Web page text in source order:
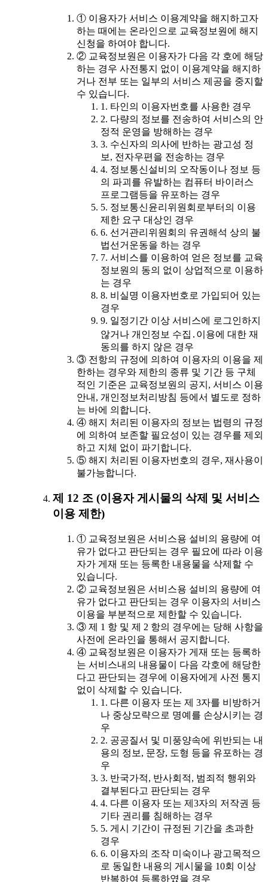
① 이용자가 서비스 이용계약을 해지하고자
하는 때에는 온라인으로 교육정보원에 해지
신청을 하여야 합니다.
② 교육정보원은 이용자가 다음 각 호에 해당
하는 경우 사전통지 없이 이용계약을 해지하
거나 전부 또는 일부의 서비스 제공을 중지할
수 있습니다.
1. 타인의 이용자번호를 사용한 경우
2. 다량의 정보를 전송하여 서비스의 안
정적 운영을 방해하는 경우
3. 수신자의 의사에 반하는 광고성 정
보, 전자우편을 전송하는 경우
4. 정보통신설비의 오작동이나 정보 등
의 파괴를 유발하는 컴퓨터 바이러스
프로그램등을 유포하는 경우
5. 정보통신윤리위원회로부터의 이용
제한 요구 대상인 경우
6. 선거관리위원회의 유권해석 상의 불
법선거운동을 하는 경우
7. 서비스를 이용하여 얻은 정보를 교육
정보원의 동의 없이 상업적으로 이용하
는 경우
8. 비실명 이용자번호로 가입되어 있는
경우
9. 일정기간 이상 서비스에 로그인하지
않거나 개인정보 수집․이용에 대한 재
동의를 하지 않은 경우
③ 전항의 규정에 의하여 이용자의 이용을 제
한하는 경우와 제한의 종류 및 기간 등 구체
적인 기준은 교육정보원의 공지, 서비스 이용
안내, 개인정보처리방침 등에서 별도로 정하
는 바에 의합니다.
④ 해지 처리된 이용자의 정보는 법령의 규정
에 의하여 보존할 필요성이 있는 경우를 제외
하고 지체 없이 파기합니다.
⑤ 해지 처리된 이용자번호의 경우, 재사용이
불가능합니다.
제 12 조 (이용자 게시물의 삭제 및 서비스
이용 제한)
① 교육정보원은 서비스용 설비의 용량에 여
유가 없다고 판단되는 경우 필요에 따라 이용
자가 게재 또는 등록한 내용물을 삭제할 수
있습니다.
② 교육정보원은 서비스용 설비의 용량에 여
유가 없다고 판단되는 경우 이용자의 서비스
이용을 부분적으로 제한할 수 있습니다.
③ 제 1 항 및 제 2 항의 경우에는 당해 사항을
사전에 온라인을 통해서 공지합니다.
④ 교육정보원은 이용자가 게재 또는 등록하
는 서비스내의 내용물이 다음 각호에 해당한
다고 판단되는 경우에 이용자에게 사전 통지
없이 삭제할 수 있습니다.
1. 다른 이용자 또는 제 3자를 비방하거
나 중상모략으로 명예를 손상시키는 경
우
2. 공공질서 및 미풍양속에 위반되는 내
용의 정보, 문장, 도형 등을 유포하는 경
우
3. 반국가적, 반사회적, 범죄적 행위와
결부된다고 판단되는 경우
4. 다른 이용자 또는 제3자의 저작권 등
기타 권리를 침해하는 경우
5. 게시 기간이 규정된 기간을 초과한
경우
6. 이용자의 조작 미숙이나 광고목적으
로 동일한 내용의 게시물을 10회 이상
반복하여 등록하였을 경우